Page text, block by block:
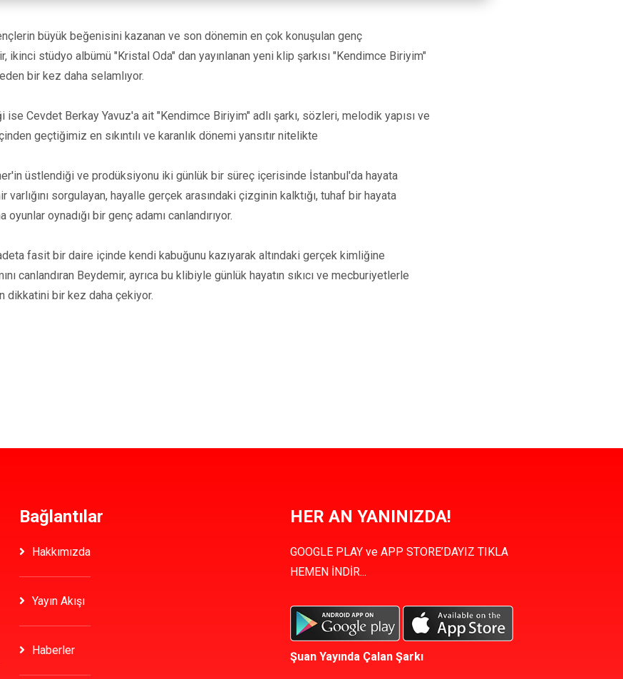
büyük beğenisini kazanan ve son dönemin en çok konuşulan genç
ikinci stüdyo albümü "Kristal Oda" dan yayınlanan yeni klip şarkısı "Kendimce Biriyim"
bir kez daha selamlıyor.
Cevdet Berkay Yavuz'a ait "Kendimce Biriyim" adlı şarkı, sözleri, melodik yapısı ve
geçtiğimiz en sıkıntılı ve karanlık dönemi yansıtır nitelikte
üstlendiği ve prodüksiyonu iki günlük bir süreç içerisinde İstanbul'da hayata
sorgulayan, hayalle gerçek arasındaki çizginin kalktığı, tuhaf bir hayata
oynadığı bir genç adamı canlandırıyor.
fasit bir daire içinde kendi kabuğunu kazıyarak altındaki gerçek kimliğine
canlandıran Beydemir, ayrıca bu klibiyle günlük hayatın sıkıcı ve mecburiyetlerle
dikkatini bir kez daha çekiyor.
Bağlantılar
Hakkımızda
Yayın Akışı
Haberler
HER AN YANINIZDA!
GOOGLE PLAY ve APP STORE’DAYIZ TIKLA
HEMEN İNDİR...
Şuan Yayında Çalan Şarkı